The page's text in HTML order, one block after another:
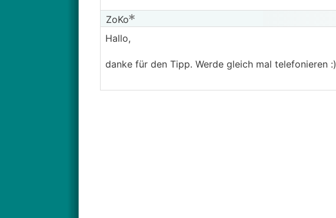
ZoKo
Hallo,
danke für den Tipp. Werde gleich mal telefonieren :)